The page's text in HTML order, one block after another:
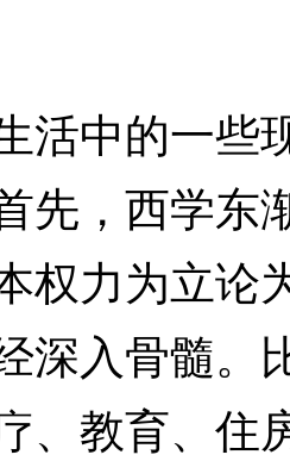
中的一些
先，西学东
权力为立论
深入骨髓。
、教育、住